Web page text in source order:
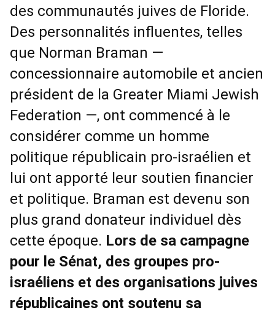
des communautés juives de Floride.
Des personnalités influentes, telles
que Norman Braman —
concessionnaire automobile et ancien
président de la Greater Miami Jewish
Federation —, ont commencé à le
considérer comme un homme
politique républicain pro-israélien et
lui ont apporté leur soutien financier
et politique. Braman est devenu son
plus grand donateur individuel dès
cette époque. Lors de sa campagne
pour le Sénat, des groupes pro-
israéliens et des organisations juives
républicaines ont soutenu sa